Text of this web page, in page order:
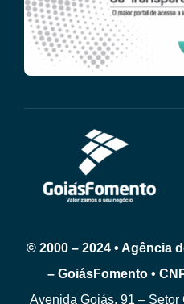
© 2000 – 2024 • Agência
– GoiásFomento •
Avenida Goiás, 91 –